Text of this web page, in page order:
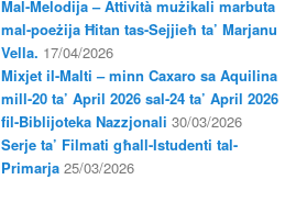
Mal-Melodija – Attività mużikali marbuta
mal-poeżija Ħitan tas-Sejjieħ ta’ Marjanu
Vella. 17/04/2026
Mixjet il-Malti – minn Caxaro sa Aquilina
mill-20 ta’ April 2026 sal-24 ta’ April 2026
fil-Biblijoteka Nazzjonali 30/03/2026
Serje ta’ Filmati għall-Istudenti tal-
Primarja 25/03/2026